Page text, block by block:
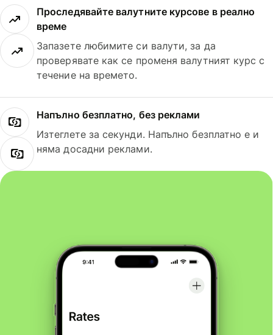
Проследявайте валутните курсове в реално
време
Запазете любимите си валути, за да
проверявате как се променя валутният курс с
течение на времето.
Напълно безплатно, без реклами
Изтеглете за секунди. Напълно безплатно е и
няма досадни реклами.